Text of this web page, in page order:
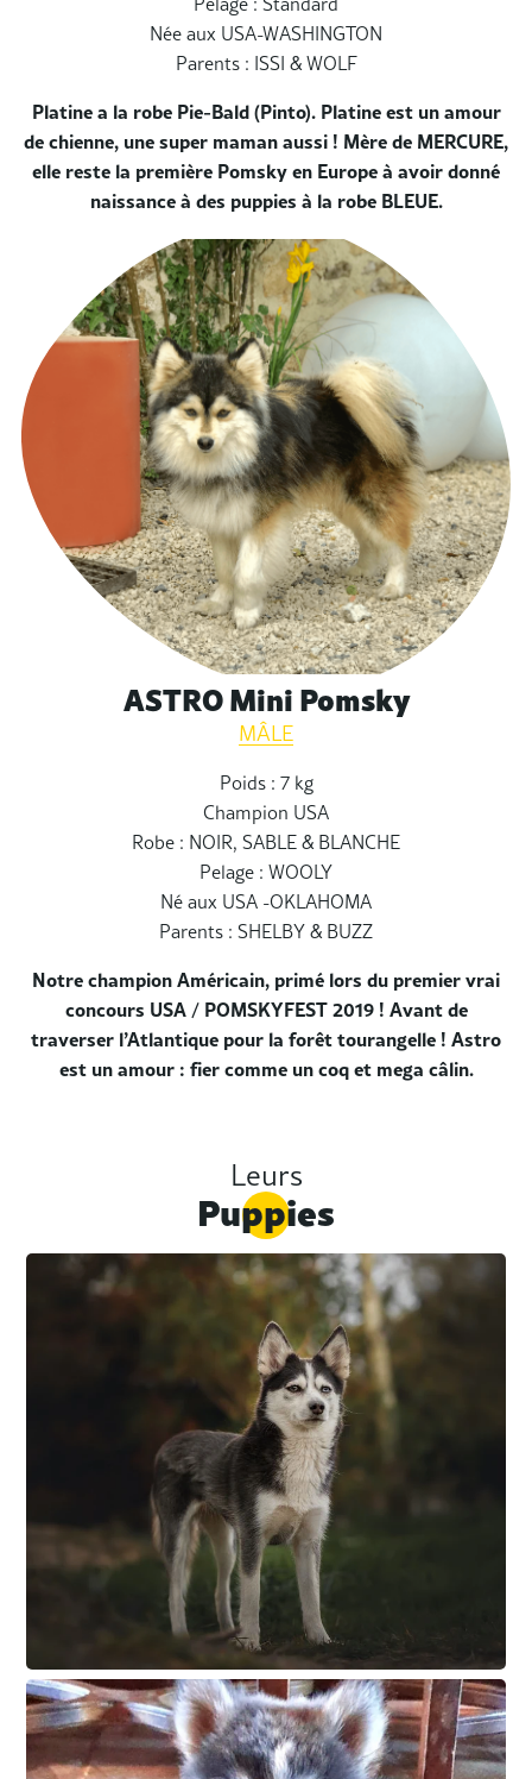
Née aux USA-WASHINGTON
Parents : ISSI & WOLF
Platine a la robe Pie-Bald (Pinto). Platine est un amour
de chienne, une super maman aussi ! Mère de MERCURE,
elle reste la première Pomsky en Europe à avoir donné
naissance à des puppies à la robe BLEUE.
ASTRO Mini Pomsky
MÂLE
Poids : 7 kg
Champion USA
Robe : NOIR, SABLE & BLANCHE
Pelage : WOOLY
Né aux USA -OKLAHOMA
Parents : SHELBY & BUZZ
Notre champion Américain, primé lors du premier vrai
concours USA / POMSKYFEST 2019 ! Avant de
traverser l’Atlantique pour la forêt tourangelle ! Astro
est un amour : fier comme un coq et mega câlin.
Leurs
Puppies